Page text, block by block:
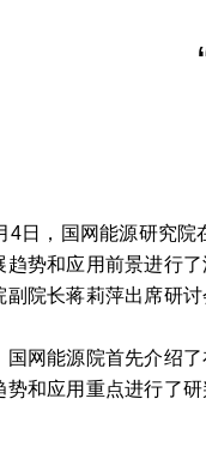
4日，国网能源研究院
趋势和应用前景进行
副院长蒋莉萍出席研
能源院首先介绍了在
势和应用重点进行了